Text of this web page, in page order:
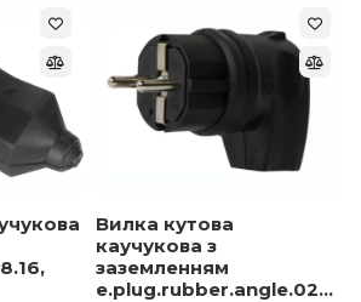
Вилка кутова
каучукова з
заземленням
e.plug.rubber.angle.027.16,